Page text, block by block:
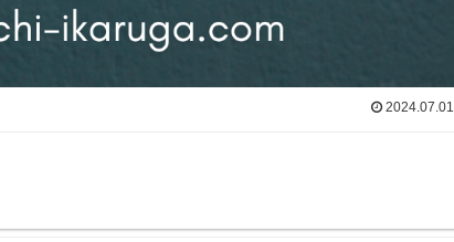
2024.07.01